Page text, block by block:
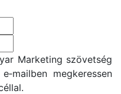
Marketing szövetség
megkeressen